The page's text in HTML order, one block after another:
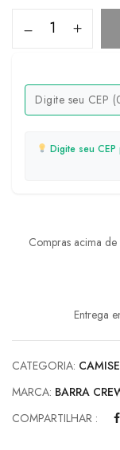
Digite seu
Compras acima
Entrega
CATEGORIA:
MARCA: BARRA
COMPARTILHAR :